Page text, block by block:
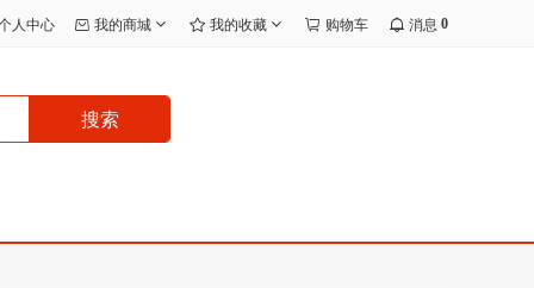
人中心 我的商城 我的收藏 购物车 消息 0
搜索